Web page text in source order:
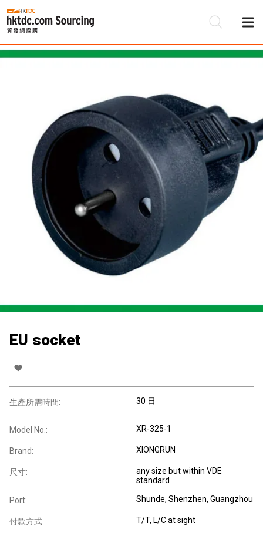
EU socket
生產所需時間: 30 日
Model No.: XR-325-1
Brand: XIONGRUN
尺寸:
any size but within VDE
standard
Port: Shunde, Shenzhen, Guangzhou
付款方式: T/T, L/C at sight